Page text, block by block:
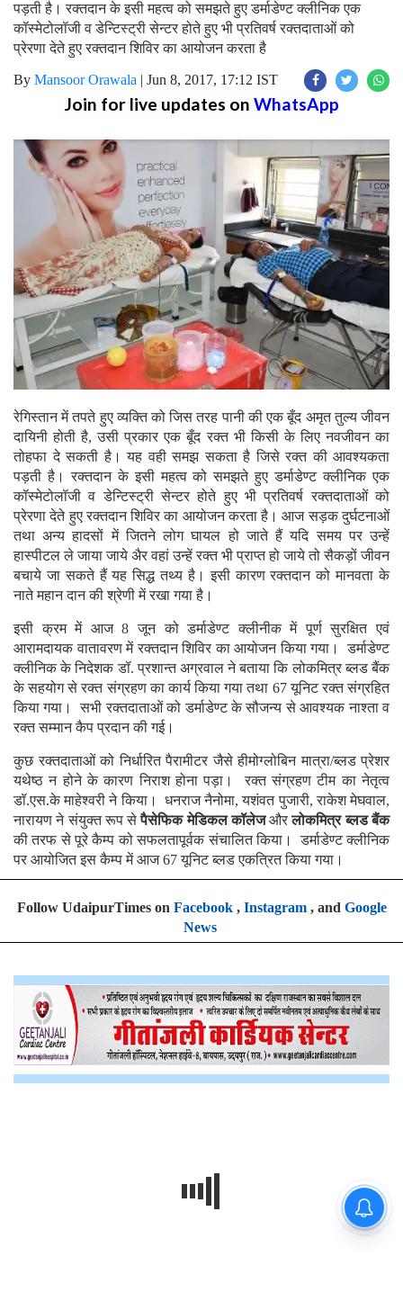
पड़ती है। रक्तदान के इसी महत्व को समझते हुए डर्माडेण्ट क्लीनिक एक
कॉस्मेटोलॉजी व डेन्टिस्ट्री सेन्टर होते हुए भी प्रतिवर्ष रक्तदाताओं को
प्रेरणा देते हुए रक्तदान शिविर का आयोजन करता है
By Mansoor Orawala | Jun 8, 2017, 17:12 IST
Join for live updates on WhatsApp
रेगिस्तान में तपते हुए व्यक्ति को जिस तरह पानी की एक बूँद अमृत तुल्य जीवन
दायिनी होती है, उसी प्रकार एक बूँद रक्त भी किसी के लिए नवजीवन का
तोहफा दे सकती है। यह वही समझ सकता है जिसे रक्त की आवश्यकता
पड़ती है। रक्तदान के इसी महत्व को समझते हुए डर्माडेण्ट क्लीनिक एक
कॉस्मेटोलॉजी व डेन्टिस्ट्री सेन्टर होते हुए भी प्रतिवर्ष रक्तदाताओं को
प्रेरणा देते हुए रक्तदान शिविर का आयोजन करता है।आज सड़क दुर्घटनाओं
तथा अन्य हादसों में जितने लोग घायल हो जाते हैं यदि समय पर उन्हें
हास्पीटल ले जाया जाये अैर वहां उन्हें रक्त भी प्राप्त हो जाये तो सैकड़ों जीवन
बचाये जा सकते हैं यह सिद्ध तथ्य है। इसी कारण रक्तदान को मानवता के
नाते महान दान की श्रेणी में रखा गया है।
इसी क्रम में आज 8 जून को डर्माडेण्ट क्लीनीक में पूर्ण सुरक्षित एवं
आरामदायक वातावरण में रक्तदान शिविर का आयोजन किया गया। डर्माडेण्ट
क्लीनिक के निदेशक डॉ. प्रशान्त अग्रवाल ने बताया कि लोकमित्र ब्लड बैंक
के सहयोग से रक्त संग्रहण का कार्य किया गया तथा 67 यूनिट रक्त संग्रहित
किया गया। सभी रक्तदाताओं को डर्माडेण्ट के सौजन्य से आवश्यक नाश्ता व
रक्त सम्मान कैप प्रदान की गई।
कुछ रक्तदाताओं को निर्धारित पैरामीटर जैसे हीमोग्लोबिन मात्रा/ब्लड प्रेशर
यथेष्ठ न होने के कारण निराश होना पड़ा। रक्त संग्रहण टीम का नेतृत्व
डॉ.एस.के माहेश्वरी ने किया। धनराज नैनोमा, यशंवत पुजारी, राकेश मेघवाल,
नारायण ने संयुक्त रूप सेपैसेफिक मेडिकल कॉलेजऔरलोकमित्र ब्लड बैंक
की तरफ से पूरे कैम्प को सफलतापूर्वक संचालित किया। डर्माडेण्ट क्लीनिक
पर आयोजित इस कैम्प में आज 67 यूनिट ब्लड एकत्रित किया गया।
Follow UdaipurTimes on Facebook, Instagram, and Google
News